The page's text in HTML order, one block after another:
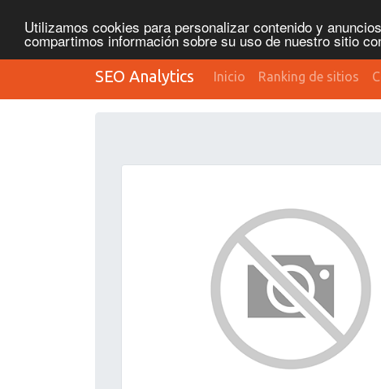
Utilizamos cookies para personalizar contenido y
compartimos información sobre su uso de nuestro sitio
SEO Analytics Inicio Ranking de sitios